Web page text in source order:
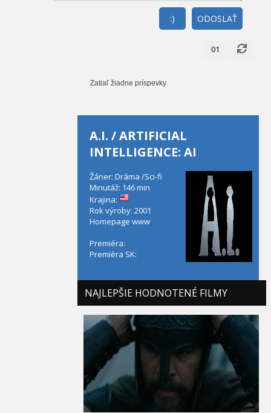
ODOSLAŤ
:)
01
Zatiaľ žiadne príspevky
A.I. / ARTIFICIAL
INTELLIGENCE: AI
Žáner: Dráma /Sci-fi
Minutáž: 146 min
Krajina:
Rok výroby: 2001
Homepage www
Premiéra:
Premiéra SK:
NAJLEPŠIE HODNOTENÉ FILMY